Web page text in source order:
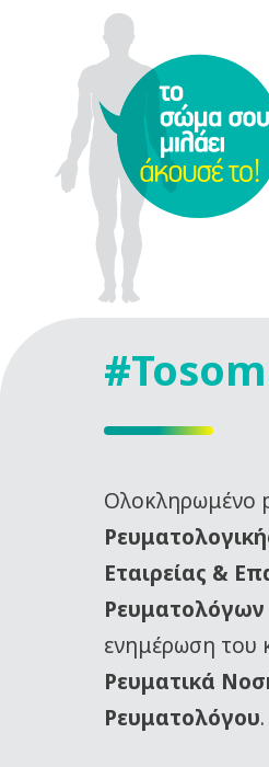
Oλοκληρωμένο
Εταιρείας &
ενημέρωση του
Ρευματικά
Ρευματολόγου.